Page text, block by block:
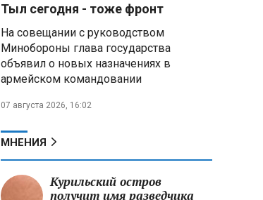
Тыл сегодня - тоже фронт
На совещании с руководством
Минобороны глава государства
объявил о новых назначениях в
армейском командовании
07 августа 2026, 16:02
МНЕНИЯ
Курильский остров
получит имя разведчика